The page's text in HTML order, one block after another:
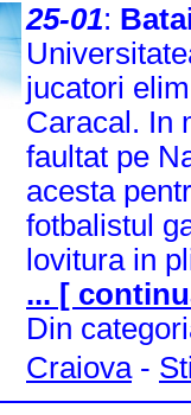
25-01:
jucatori
Caracal. In
faultat pe
acesta
fotbalistul
lovitura in
... [
Din
Craiova-